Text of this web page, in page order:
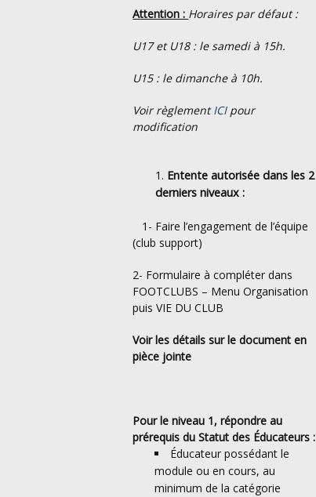
Attention : Horaires par défaut :
U17 et U18 : le samedi à 15h.
U15 : le dimanche à 10h.
Voir règlementICI pour
modification
Entente autorisée dans les 2
derniers niveaux :
1- Faire l’engagement de l’équipe
(club support)
2- Formulaire à compléter dans
FOOTCLUBS – Menu Organisation
puis VIE DU CLUB
Voir les détails sur le document en
pièce jointe
Pour le niveau 1, répondre au
prérequis du Statut des Éducateurs :
Éducateur possédant le
module ou en cours, au
minimum de la catégorie